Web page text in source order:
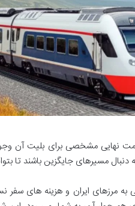
نهایی مشخصی برای بلیت آن
مسیرهای جایگزین باشند تا
مرزهای ایران و هزینه های سفر